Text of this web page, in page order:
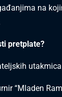
na
pretplate?
“Mladen